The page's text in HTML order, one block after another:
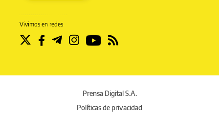
Vivimos en redes
Prensa Digital S.A.
Políticas de privacidad